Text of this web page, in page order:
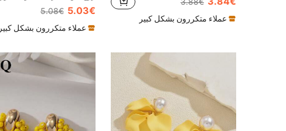
عملاء متكررون بشكل كبير
5.03€
5.08€
عملاء متكررون بشكل كبير